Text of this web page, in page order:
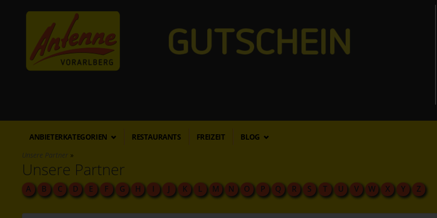
ANBIETERKATEGORIEN RESTAURANTS FREIZEIT BLOG
Unsere Partner
Unsere Partner
A B C D E F G H I J K L M N O P Q R S T U V W X Y Z